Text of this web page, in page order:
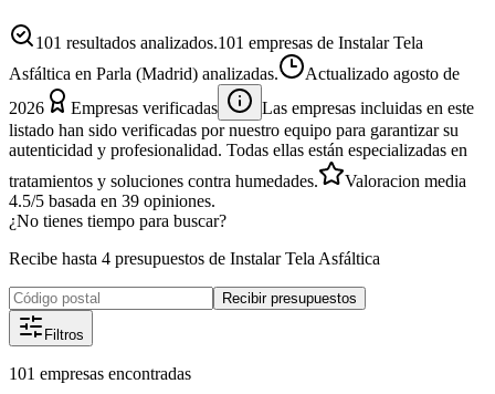
101 resultados analizados.101 empresas de Instalar Tela
Asfáltica en Parla (Madrid) analizadas.
Actualizado agosto de
2026
Empresas verificadas
Las empresas incluidas en este
listado han sido verificadas por nuestro equipo para garantizar su
autenticidad y profesionalidad. Todas ellas están especializadas en
tratamientos y soluciones contra humedades.
Valoracion media
4.5/5 basada en 39 opiniones.
¿No tienes tiempo para buscar?
Recibe hasta 4 presupuestos de Instalar Tela Asfáltica
Recibir presupuestos
Filtros
101 empresas encontradas